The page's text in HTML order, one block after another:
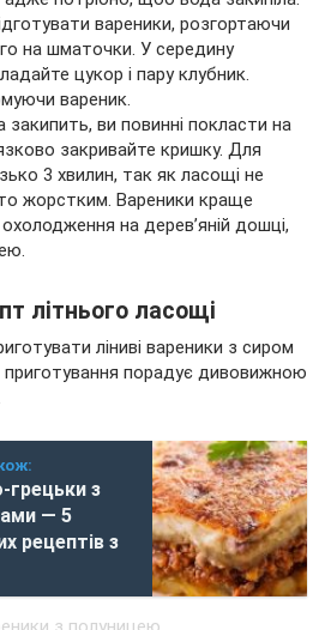
вареники, розгортаючи
на шматочки. У середину
цукор і пару клубник.
вареник.
закипить, ви повинні покласти на
закривайте кришку. Для
3 хвилин, так як ласощі не
жорстким. Вареники краще
на дерев’яній дошці,
літнього ласощі
ліниві вареники з сиром
порадує дивовижною
грецьки з
— 5
рецептів з